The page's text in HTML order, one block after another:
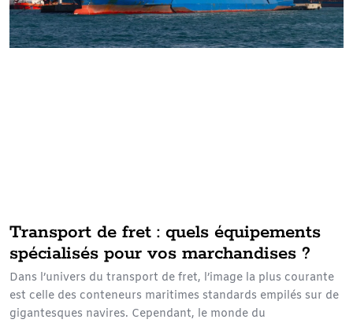
Transport de fret : quels équipements
spécialisés pour vos marchandises ?
Dans l’univers du transport de fret, l’image la plus courante
est celle des conteneurs maritimes standards empilés sur de
gigantesques navires. Cependant, le monde du